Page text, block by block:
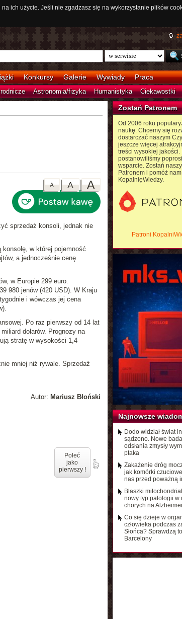
ich użycie. Jeśli nie zgadzasz się na wykorzystanie plików
Konkursy Galerie Wywiady Praca
Astronomia/fizyka Humanistyka Ciekawostki
A
A
A
sprzedaż konsoli, jednak nie
konsolę, w której pojemność
a jednocześnie cenę
w Europie 299 euro.
980 jenów (420 USD). W Kraju
i wówczas jej cena
Po raz pierwszy od 14 lat
dolarów. Prognozy na
stratę w wysokości 1,4
mniej niż rywale. Sprzedaż
Autor: Mariusz Błoński
Poleć
jako
pierwszy !
Zostań Patronem
Od 2006 roku
naukę. Chcemy się
dostarczać naszym
jeszcze więcej
treści wysokiej jakości.
postanowiliśmy
wsparcie. Zostań
Patronem i pomóż
KopalnięWiedzy.
Patroni
Najnowsze
Dodo widział świat
sądzono. Nowe
odsłania zmysły
ptaka
Zakażenie dróg
jak komórki
nas przed poważną
Blaszki
nowy typ patologii w
chorych na
Co się dzieje w
człowieka podczas
Słońca? Sprawdzą
Barcelony